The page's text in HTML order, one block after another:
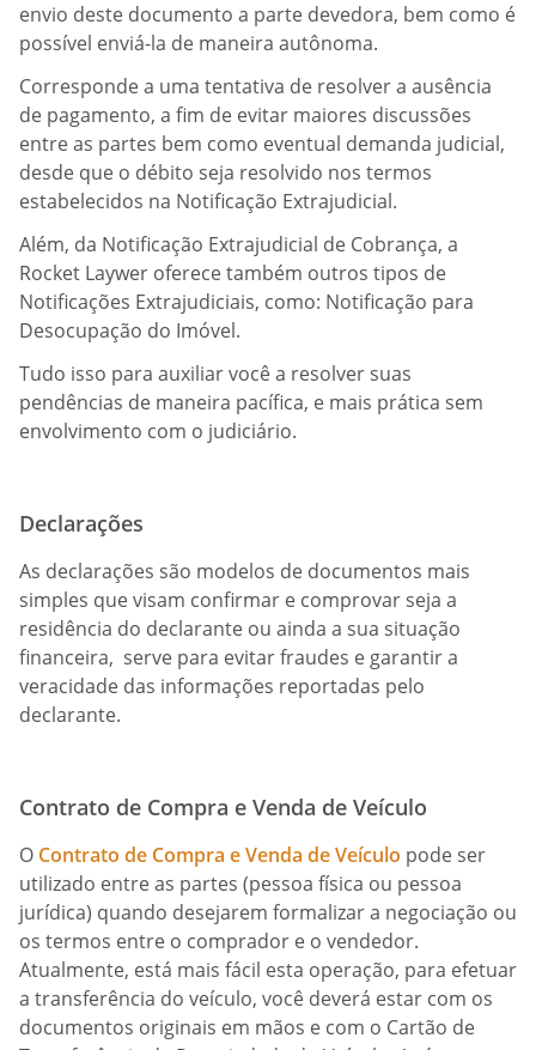
envio deste documento a parte devedora, bem como é
possível enviá-la de maneira autônoma.
Corresponde a uma tentativa de resolver a ausência
de pagamento, a fim de evitar maiores discussões
entre as partes bem como eventual demanda judicial,
desde que o débito seja resolvido nos termos
estabelecidos na Notificação Extrajudicial.
Além, da Notificação Extrajudicial de Cobrança, a
Rocket Laywer oferece também outros tipos de
Notificações Extrajudiciais, como: Notificação para
Desocupação do Imóvel.
Tudo isso para auxiliar você a resolver suas
pendências de maneira pacífica, e mais prática sem
envolvimento com o judiciário.
Declarações
As declarações são modelos de documentos mais
simples que visam confirmar e comprovar seja a
residência do declarante ou ainda a sua situação
financeira, serve para evitar fraudes e garantir a
veracidade das informações reportadas pelo
declarante.
Contrato de Compra e Venda de Veículo
O Contrato de Compra e Venda de Veículo pode ser
utilizado entre as partes (pessoa física ou pessoa
jurídica) quando desejarem formalizar a negociação ou
os termos entre o comprador e o vendedor.
Atualmente, está mais fácil esta operação, para efetuar
a transferência do veículo, você deverá estar com os
documentos originais em mãos e com o Cartão de